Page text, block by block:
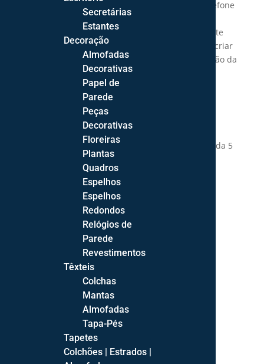
importantes do dia-a-dia, como as chaves, o telefone
ou os óculos de sol. As suas linhas direitas e a
combinação do branco com o cinza ou totalmente
em faia, confere-lhe um look clean que ajuda a criar
um ambiente depurado e elegante sem abrir mão da
Consola Viena:
Consola: 113*35*90cm
Disponibilidade:Após confirmação de encomenda 5
a 6 semanas (exceto período de férias).
Informação adicional
Dimensões (C x L x A)n.d.
Cinza – Branco, Faia
Apoio ao Cliente
Para mais informações ou em caso de dúvidas,
contacte-nos.
Secretárias
Estantes
Decoração
Almofadas
Decorativas
Papel de
Parede
Peças
Decorativas
Floreiras
Plantas
Quadros
Espelhos
Espelhos
Redondos
Relógios de
Parede
Revestimentos
Têxteis
Colchas
Mantas
Almofadas
Tapa-Pés
Tapetes
Colchões | Estrados |